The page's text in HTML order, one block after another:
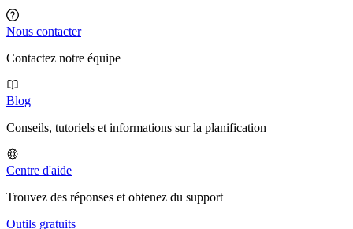
Nous contacter
Contactez notre équipe
Blog
Conseils, tutoriels et informations sur la planification
Centre d'aide
Trouvez des réponses et obtenez du support
Outils gratuits